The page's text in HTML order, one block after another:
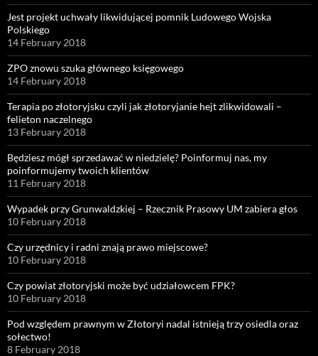
Jest projekt uchwały likwidującej pomnik Ludowego Wojska
Polskiego
14 February 2018
ZPO znowu szuka głównego księgowego
14 February 2018
Terapia po złotoryjsku czyli jak złotoryjanie hejt zlikwidowali –
felieton naczelnego
13 February 2018
Będziesz mógł sprzedawać w niedzielę? Poinformuj nas, my
poinformujemy twoich klientów
11 February 2018
Wypadek przy Grunwaldzkiej – Rzecznik Prasowy UM zabiera głos
10 February 2018
Czy urzędnicy i radni znają prawo miejscowe?
10 February 2018
Czy powiat złotoryjski może być udziałowcem FPK?
10 February 2018
Pod względem prawnym w Złotoryi nadal istnieją trzy osiedla oraz
sołectwo!
8 February 2018